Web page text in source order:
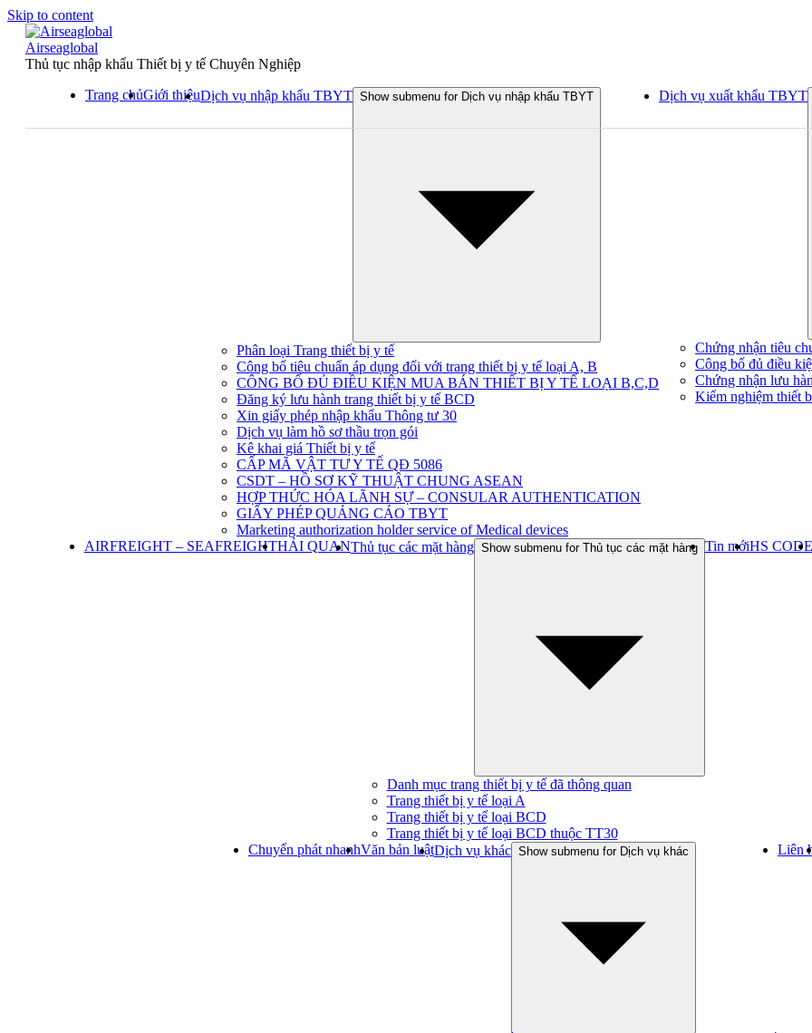
Skip to content
Airseaglobal
Thủ tục nhập khẩu Thiết bị y tế Chuyên Nghiệp
Trang chủGiới thiệuDịch vụ nhập khẩu TBYT Show submenu for Dịch vụ nhập khẩu TBYT
Phân loại Trang thiết bị y tế
Công bố tiêu chuẩn áp dụng đối với trang thiết bị y tế loại A, B
CÔNG BỐ ĐỦ ĐIỀU KIỆN MUA BÁN THIẾT BỊ Y TẾ LOẠI B,C,D
Đăng ký lưu hành trang thiết bị y tế BCD
Xin giấy phép nhập khẩu Thông tư 30
Dịch vụ làm hồ sơ thầu trọn gói
Kê khai giá Thiết bị y tế
CẤP MÃ VẬT TƯ Y TẾ QĐ 5086
CSDT – HỒ SƠ KỸ THUẬT CHUNG ASEAN
HỢP THỨC HÓA LÃNH SỰ – CONSULAR AUTHENTICATION
GIẤY PHÉP QUẢNG CÁO TBYT
Marketing authorization holder service of Medical devices
Dịch vụ xuất khẩu TBYT
Chứng nhận tiêu
Công bố đủ điều
Chứng nhận lưu
Kiểm nghiệm thiết
AIRFREIGHT – SEAFREIGHTHẢI QUANThủ tục các mặt hàng Show submenu for Thủ tục các mặt hàng
Danh mục trang thiết bị y tế đã thông quan
Trang thiết bị y tế loại A
Trang thiết bị y tế loại BCD
Trang thiết bị y tế loại BCD thuộc TT30
Tin mớiHS CODE
Chuyển phát nhanhVăn bản luậtDịch vụ khác Show submenu for Dịch vụ khác Liên